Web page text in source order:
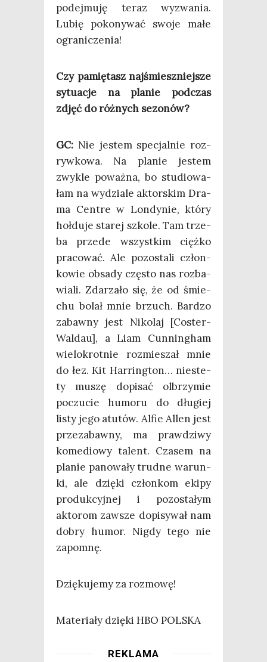
podej­mu­ję teraz wyzwa­nia.
Lubię poko­ny­wać swo­je małe
ograniczenia!
Czy pamię­tasz naj­śmiesz­niej­sze
sytu­acje na pla­nie pod­czas
zdjęć do róż­nych sezonów?
GC: Nie jestem spe­cjal­nie roz­
ryw­ko­wa. Na pla­nie jestem
zwy­kle poważ­na, bo stu­dio­wa­
łam na wydzia­le aktor­skim Dra­
ma Cen­tre w Lon­dy­nie, któ­ry
hoł­du­je sta­rej szko­le. Tam trze­
ba przede wszyst­kim cięż­ko
pra­co­wać. Ale pozo­sta­li człon­
ko­wie obsa­dy czę­sto nas roz­ba­
wia­li. Zda­rza­ło się, że od śmie­
chu bolał mnie brzuch. Bar­dzo
zabaw­ny jest Niko­laj [Coster-
Wal­dau], a Liam Cun­nin­gham
wie­lo­krot­nie roz­mie­szał mnie
do łez. Kit Har­ring­ton… nie­ste­
ty muszę dopi­sać olbrzy­mie
poczu­cie humo­ru do dłu­giej
listy jego atu­tów. Alfie Allen jest
prze­za­baw­ny, ma praw­dzi­wy
kome­dio­wy talent. Cza­sem na
pla­nie pano­wa­ły trud­ne warun­
ki, ale dzię­ki człon­kom eki­py
pro­duk­cyj­nej i pozo­sta­łym
akto­rom zawsze dopi­sy­wał nam
dobry humor. Nigdy tego nie
zapomnę.
Dzię­ku­je­my za rozmowę!
Mate­ria­ły dzię­ki HBO POLSKA
REKLAMA